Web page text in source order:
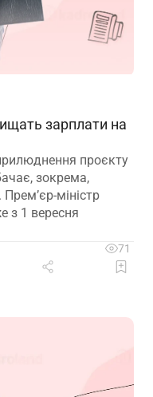
зарплати на
проєкту
зокрема,
міністр
з 1 вересня
71